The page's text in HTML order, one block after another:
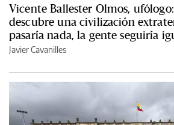
Vicente Ballester Olmos,
descubre una civilización
pasaría nada, la gente seguiría
Javier Cavanilles